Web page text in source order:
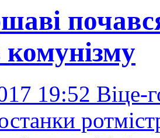
19:52 Віце-